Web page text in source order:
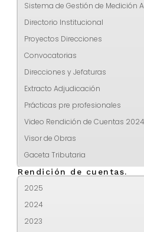
Sistema de Gestión de Medición
Directorio Institucional
Proyectos Direcciones
Convocatorias
Direcciones y Jefaturas
Extracto Adjudicación
Prácticas pre profesionales
Video Rendición de Cuentas 2024
Visor de Obras
Gaceta Tributaria
Rendición de cuentas.
2025
2024
2023